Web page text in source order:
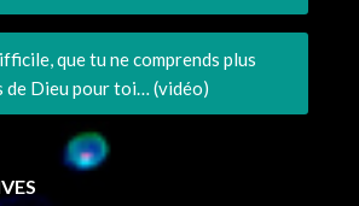
que tu ne comprends plus
de Dieu pour toi… (vidéo)